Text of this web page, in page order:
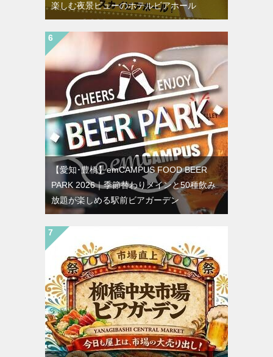
楽しむ夜景ビューのホテルビアホール
【愛知･豊橋】emCAMPUS FOOD BEER
PARK 2026｜季節替わりメインと50種飲み
放題が楽しめる駅前ビアガーデン